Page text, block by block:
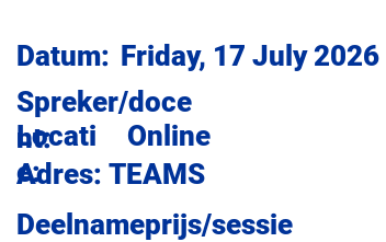
Datum:
Spreker/doce
nt:
Locati
e:
Adres: TEAMS
Deelnameprijs/sessie
Friday, 17 July 2026
Online